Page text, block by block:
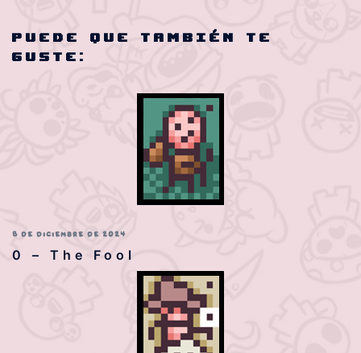
Puede que también te
guste:
8 DE DICIEMBRE DE 2024
0 – The Fool